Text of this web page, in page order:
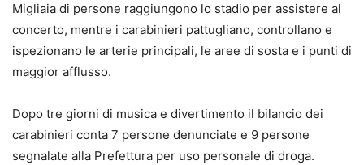
Migliaia di persone raggiungono lo stadio per assistere al
concerto, mentre i carabinieri pattugliano, controllano e
ispezionano le arterie principali, le aree di sosta e i punti di
maggior afflusso.
Dopo tre giorni di musica e divertimento il bilancio dei
carabinieri conta 7 persone denunciate e 9 persone
segnalate alla Prefettura per uso personale di droga.